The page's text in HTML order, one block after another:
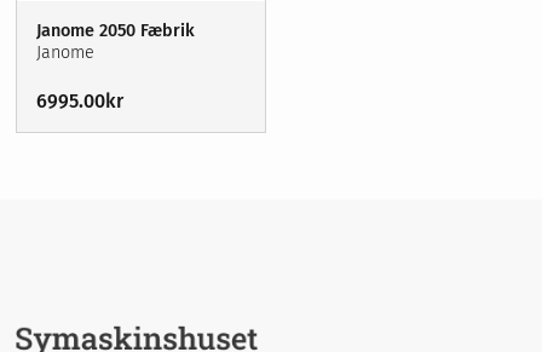
Sybehör
Stickor, virknålar & tillbehör
Nyheter
Broderi
Sybehör
Janome 2050 Fæbrik
Janome
6995.00kr